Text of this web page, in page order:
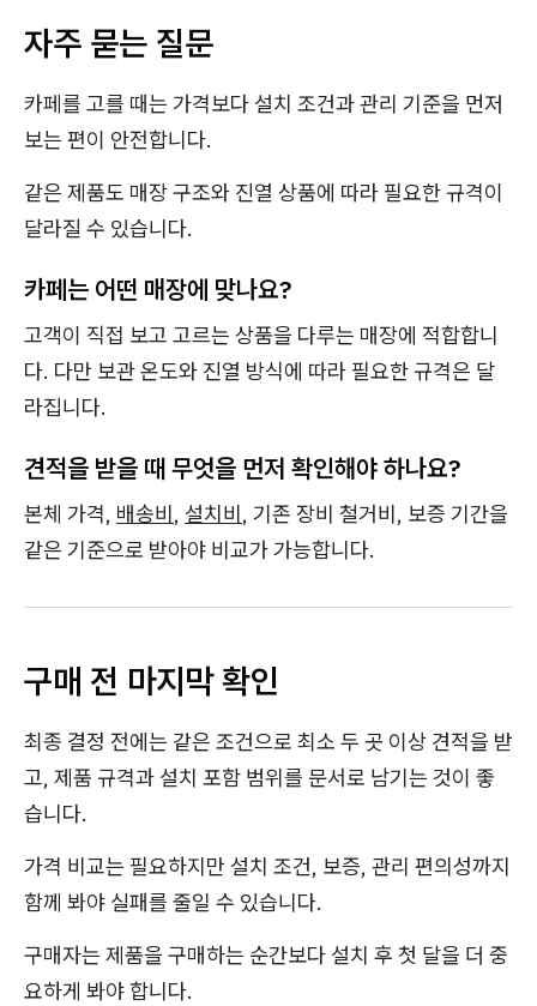
자주 묻는 질문
카페를 고를 때는 가격보다 설치 조건과 관리 기준을 먼저
보는 편이 안전합니다.
같은 제품도 매장 구조와 진열 상품에 따라 필요한 규격이
달라질 수 있습니다.
카페는 어떤 매장에 맞나요?
고객이 직접 보고 고르는 상품을 다루는 매장에 적합합니
다. 다만 보관 온도와 진열 방식에 따라 필요한 규격은 달
라집니다.
견적을 받을 때 무엇을 먼저 확인해야 하나요?
본체 가격, 배송비, 설치비, 기존 장비 철거비, 보증 기간을
같은 기준으로 받아야 비교가 가능합니다.
구매 전 마지막 확인
최종 결정 전에는 같은 조건으로 최소 두 곳 이상 견적을 받
고, 제품 규격과 설치 포함 범위를 문서로 남기는 것이 좋
습니다.
가격 비교는 필요하지만 설치 조건, 보증, 관리 편의성까지
함께 봐야 실패를 줄일 수 있습니다.
구매자는 제품을 구매하는 순간보다 설치 후 첫 달을 더 중
요하게 봐야 합니다.